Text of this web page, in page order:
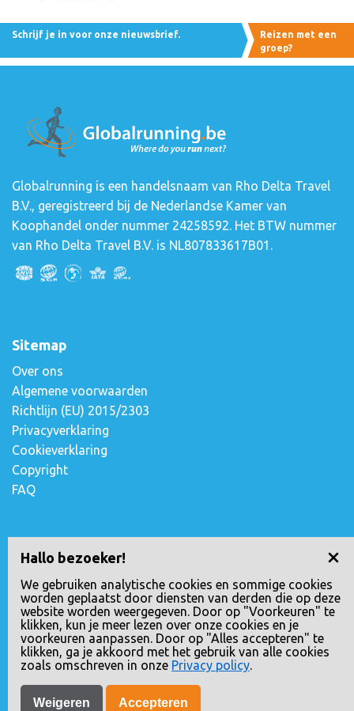
Hallo bezoeker!
We gebruiken analytische cookies en sommige cookies
worden geplaatst door diensten van derden die op deze
website worden weergegeven. Door op "Voorkeuren" te
klikken, kun je meer lezen over onze cookies en je
voorkeuren aanpassen. Door op "Alles accepteren" te
klikken, ga je akkoord met het gebruik van alle cookies
zoals omschreven in onze Privacy policy.
Weigeren Accepteren
Schrijf je in voor onze nieuwsbrief.
Reizen met een
groep?
Globalrunning is een handelsnaam van Rho Delta Travel
B.V., geregistreerd bij de Nederlandse Kamer van
Koophandel onder nummer 24258592. Het BTW nummer
van Rho Delta Travel B.V. is NL807833617B01.
Sitemap
Over ons
Algemene voorwaarden
Richtlijn (EU) 2015/2303
Privacyverklaring
Cookieverklaring
Copyright
FAQ
Contact opnemen
Escudostraat 2
2991 XV Barendrecht, Nederland
010-4971180
info@globalrunning.be
KVK nr.: 24258592